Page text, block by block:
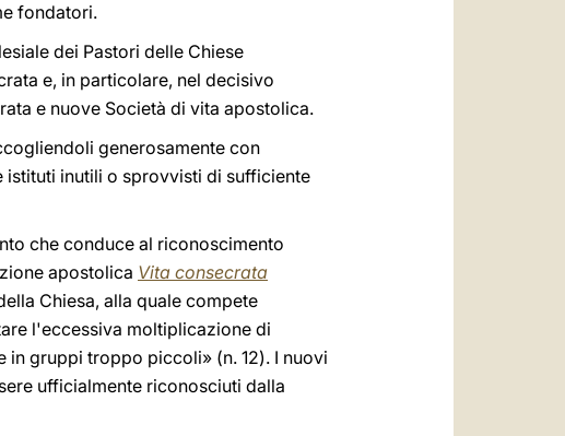
fondatori.
dei Pastori delle Chiese
e, in particolare, nel decisivo
e nuove Società di vita apostolica.
generosamente con
istituti inutili o sprovvisti di sufficiente
che conduce al riconoscimento
apostolica Vita consecrata
Chiesa, alla quale compete
l'eccessiva moltiplicazione di
gruppi troppo piccoli» (n. 12). I nuovi
ufficialmente riconosciuti dalla